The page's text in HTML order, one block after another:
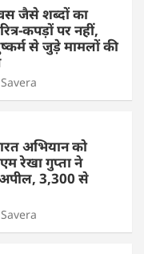
जैसे शब्दों का
कपड़ों पर नहीं,
से जुड़े मामलों की
अभियान को
रेखा गुप्ता ने
अपील, 3,300 से